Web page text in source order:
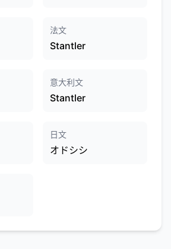
法文
Stantler
意大利文
Stantler
日文
オドシシ